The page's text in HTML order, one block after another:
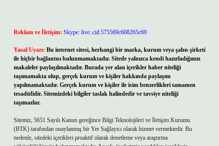
Reklam ve İletişim: Skype: live:.cid.575569c608265c69
Yasal Uyarı: Bu internet sitesi, herhangi bir marka, kurum veya şahıs şirketi
ile hiçbir bağlantısı bulunmamaktadır. Sitede yalnızca kendi hazırladığımız
makaleler paylaşılmaktadır. Burada yer alan içerikler haber niteliği
taşımamakta olup, gerçek kurum ve kişiler hakkında paylaşım
yapılmamaktadır. Gerçek kurum ve kişiler ile isim benzerlikleri tamamen
tesadüfidir. Sitemizdeki bilgiler taslak halindedir ve tavsiye niteliği
taşımazlar.
Sitemiz, 5651 Sayılı Kanun gereğince Bilgi Teknolojileri ve İletişim Kurumu
(BTK) tarafından onaylanmış bir Yer Sağlayıcı olarak hizmet vermektedir. Bu
nedenle, sitedeki içerikleri proaktif olarak denetleme veya araştırma